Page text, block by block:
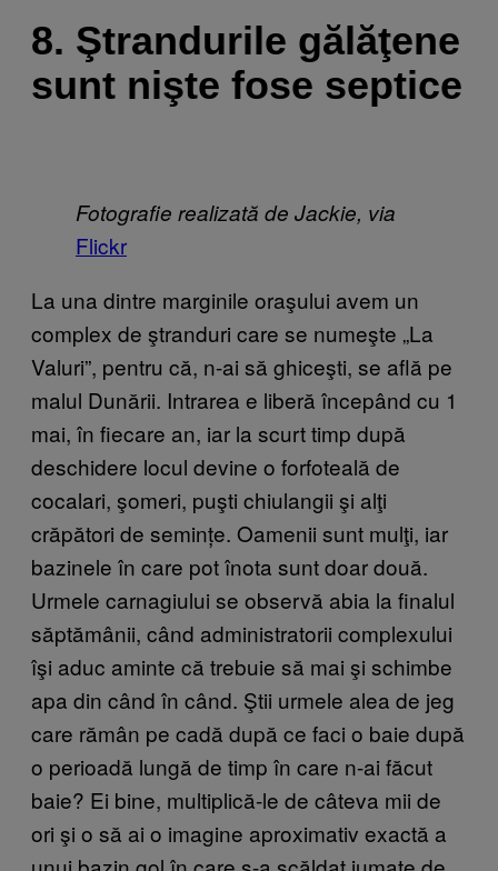
8. Ştrandurile gălăţene
sunt nişte fose septice
Fotografie realizată de Jackie, via
Flickr
La una dintre marginile oraşului avem un
complex de ştranduri care se numeşte „La
Valuri”, pentru că, n-ai să ghiceşti, se află pe
malul Dunării. Intrarea e liberă începând cu 1
mai, în fiecare an, iar la scurt timp după
deschidere locul devine o forfoteală de
cocalari, şomeri, puşti chiulangii şi alţi
crăpători de semințe. Oamenii sunt mulţi, iar
bazinele în care pot înota sunt doar două.
Urmele carnagiului se observă abia la finalul
săptămânii, când administratorii complexului
îşi aduc aminte că trebuie să mai şi schimbe
apa din când în când. Ştii urmele alea de jeg
care rămân pe cadă după ce faci o baie după
o perioadă lungă de timp în care n-ai făcut
baie? Ei bine, multiplică-le de câteva mii de
ori şi o să ai o imagine aproximativ exactă a